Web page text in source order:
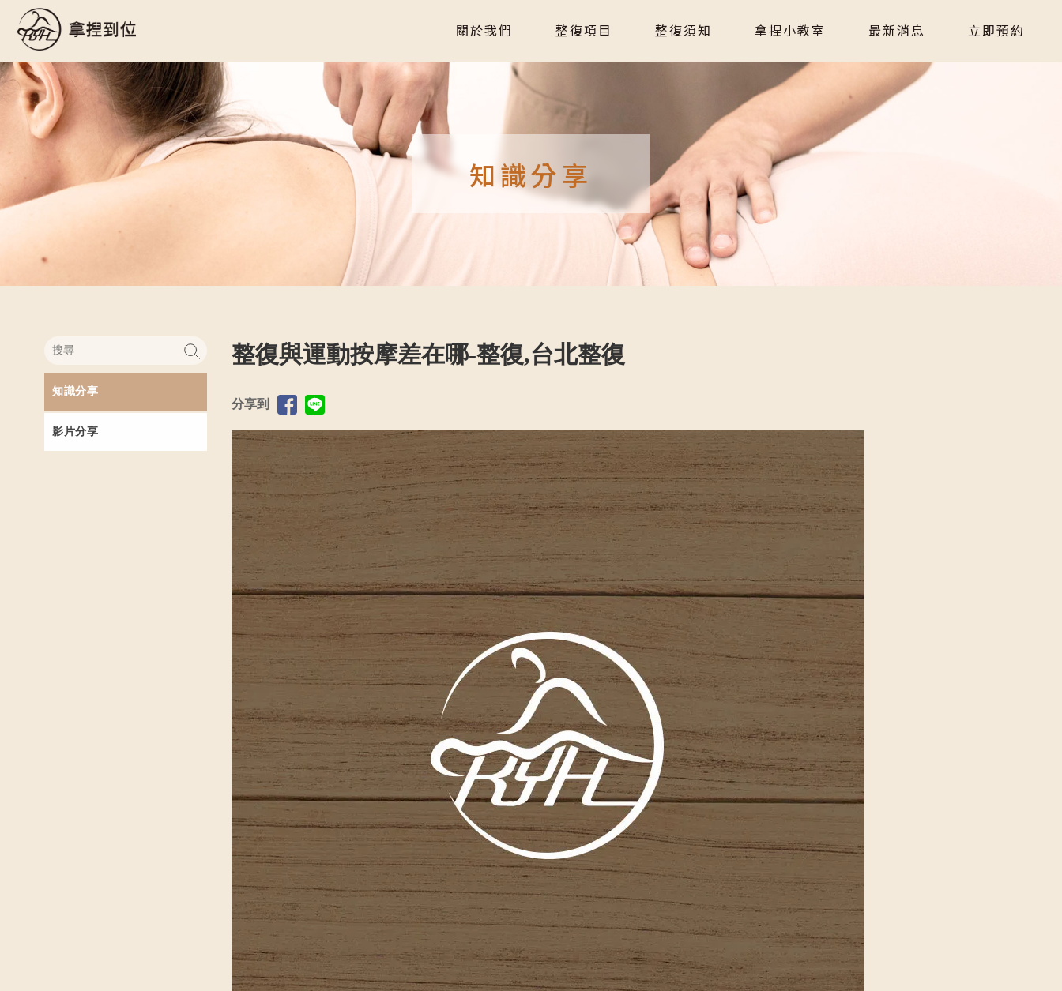
關於我們
關於我們
整復項目
整復項目
整復須知
整復須知
拿捏小教室
拿捏小教室
最新消息
最新消息
立即預約
知識分享
知識分享
影片分享
整復與運動按摩差在哪-整復,台北整復
分享到